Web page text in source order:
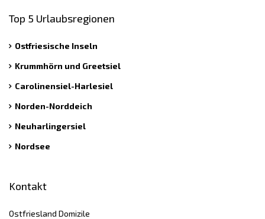
Top 5 Urlaubsregionen
Ostfriesische Inseln
Krummhörn und Greetsiel
Carolinensiel-Harlesiel
Norden-Norddeich
Neuharlingersiel
Nordsee
Kontakt
Ostfriesland Domizile